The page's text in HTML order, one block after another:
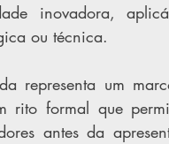
inovadora,
ou técnica.
representa um
rito formal que
antes da